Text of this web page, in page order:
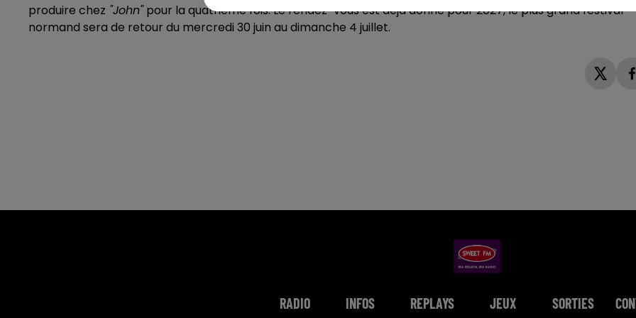
produire chez "John"pour la quatrième fois. Le rendez-vous est déjà donné pour 2027, le plus grand festival
normand sera de retour du mercredi 30 juin au dimanche 4 juillet.
RADIO INFOS REPLAYS JEUX SORTIES